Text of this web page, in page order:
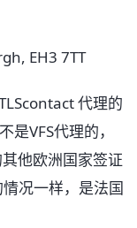
EH3 7TT
代理的
VFS代理的，
他欧洲国家签证
况一样，是法国